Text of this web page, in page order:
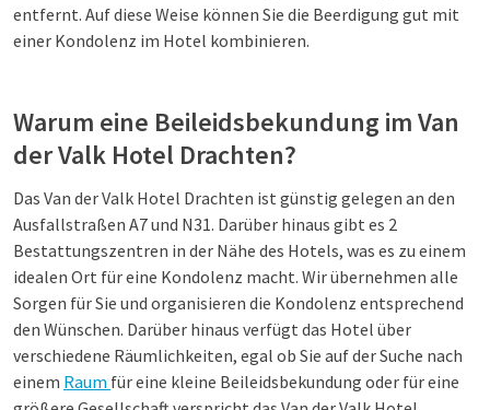
entfernt. Auf diese Weise können Sie die Beerdigung gut mit
einer Kondolenz im Hotel kombinieren.
Warum eine Beileidsbekundung im Van
der Valk Hotel Drachten?
Das Van der Valk Hotel Drachten ist günstig gelegen an den
Ausfallstraßen A7 und N31. Darüber hinaus gibt es 2
Bestattungszentren in der Nähe des Hotels, was es zu einem
idealen Ort für eine Kondolenz macht. Wir übernehmen alle
Sorgen für Sie und organisieren die Kondolenz entsprechend
den Wünschen. Darüber hinaus verfügt das Hotel über
verschiedene Räumlichkeiten, egal ob Sie auf der Suche nach
einem Raum für eine kleine Beileidsbekundung oder für eine